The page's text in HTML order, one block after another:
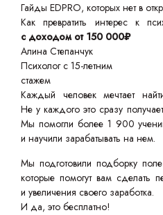
Гайды EDPRO, которых нет в
Как превратить интерес к
с доходом от 150 000₽
Алина Степанчук
Психолог с 15-летним
стажем
Каждый человек мечтает
Не у каждого это сразу
Мы помогли более 1 900
и научили зарабатывать на нем.
Мы подготовили подборку
которые помогут вам сделать
и увеличения своего заработка.
И да, это бесплатно!